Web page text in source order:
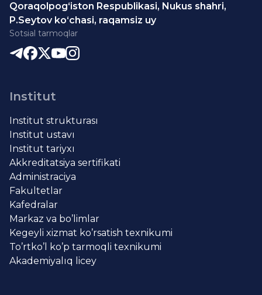
Qoraqolpog‘iston Respublikasi, Nukus shahri,
P.Seytov ko‘chasi, raqamsiz uy
Sotsial tarmoqlar
Institut
Institut strukturası
Institut ustavı
Institut tariyxı
Akkreditatsiya sertifikati
Administraciya
Fakultetlar
Kafedralar
Markaz va bo’limlar
Kegeyli xizmat ko’rsatish texnikumi
To’rtko’l ko’p tarmoqli texnikumi
Akademiyalıq licey